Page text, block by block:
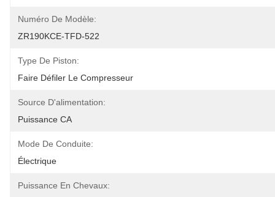
Numéro De Modèle:
ZR190KCE-TFD-522
Type De Piston:
Faire Défiler Le Compresseur
Source D'alimentation:
Puissance CA
Mode De Conduite:
Électrique
Puissance En Chevaux: